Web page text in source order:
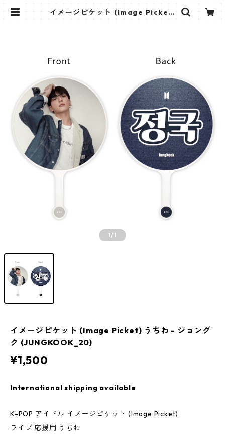
イメージピケット (Image Picket)
1/1
イメージピケット (Image Picket) うちわ - ジョング
ク (JUNGKOOK_20)
¥1,500
International shipping available
K-POP アイドル イメージピケット (Image Picket)
ライブ 応援用 うちわ